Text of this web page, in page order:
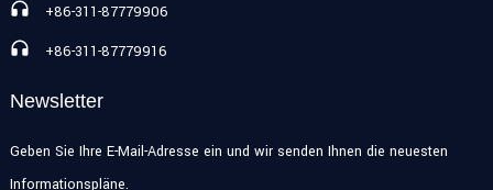
+86-311-87779906
+86-311-87779916
Newsletter
Geben Sie Ihre E-Mail-Adresse ein und wir senden Ihnen die neuesten
Informationspläne.